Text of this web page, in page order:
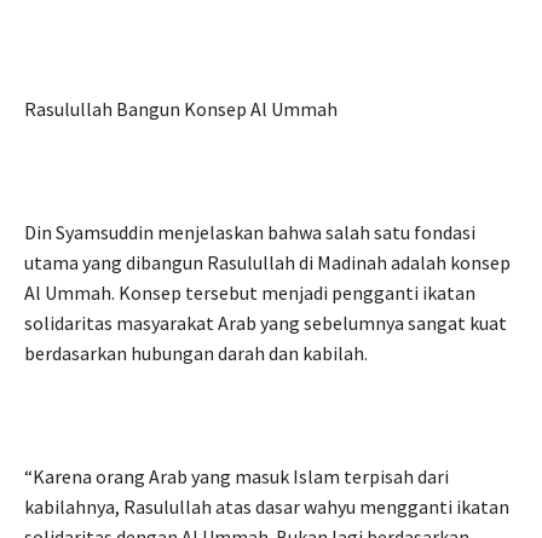
Rasulullah Bangun Konsep Al Ummah
Din Syamsuddin menjelaskan bahwa salah satu fondasi
utama yang dibangun Rasulullah di Madinah adalah konsep
Al Ummah. Konsep tersebut menjadi pengganti ikatan
solidaritas masyarakat Arab yang sebelumnya sangat kuat
berdasarkan hubungan darah dan kabilah.
“Karena orang Arab yang masuk Islam terpisah dari
kabilahnya, Rasulullah atas dasar wahyu mengganti ikatan